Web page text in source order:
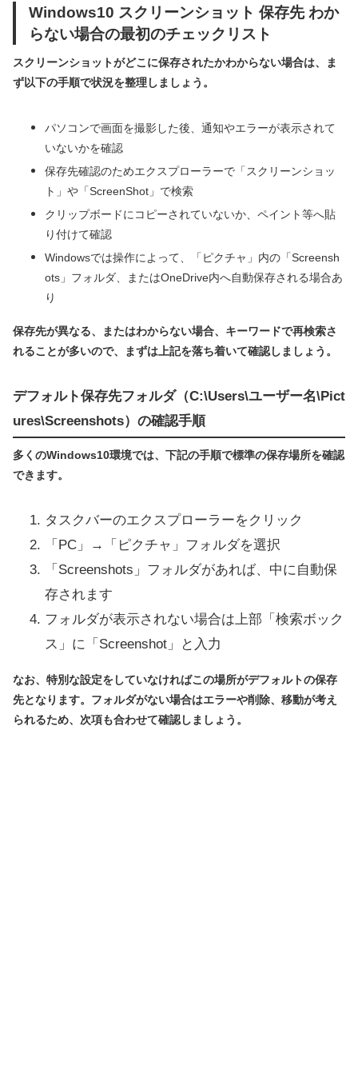
Windows10 スクリーンショット 保存先 わか
らない場合の最初のチェックリスト
スクリーンショットがどこに保存されたかわからない場合は、ま
ず以下の手順で状況を整理しましょう。
パソコンで画面を撮影した後、通知やエラーが表示されて
いないかを確認
保存先確認のためエクスプローラーで「スクリーンショッ
ト」や「ScreenShot」で検索
クリップボードにコピーされていないか、ペイント等へ貼
り付けて確認
Windowsでは操作によって、「ピクチャ」内の「Screensh
ots」フォルダ、またはOneDrive内へ自動保存される場合あ
り
保存先が異なる、またはわからない場合、キーワードで再検索さ
れることが多いので、まずは上記を落ち着いて確認しましょう。
デフォルト保存先フォルダ（C:\Users\ユーザー名\Pict
ures\Screenshots）の確認手順
多くのWindows10環境では、下記の手順で標準の保存場所を確認
できます。
タスクバーのエクスプローラーをクリック
「PC」→「ピクチャ」フォルダを選択
「Screenshots」フォルダがあれば、中に自動保
存されます
フォルダが表示されない場合は上部「検索ボック
ス」に「Screenshot」と入力
なお、特別な設定をしていなければこの場所がデフォルトの保存
先となります。フォルダがない場合はエラーや削除、移動が考え
られるため、次項も合わせて確認しましょう。